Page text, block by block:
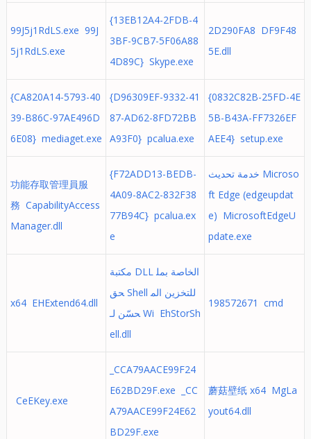
99J5j1RdLS.exe 99J
5j1RdLS.exe
{13EB12A4-2FDB-4
3BF-9CB7-5F06A88
4D89C} Skype.exe
2D290FA8 DF9F48
5E.dll
{CA820A14-5793-40
39-B86C-97AE496D
6E08} mediaget.exe
{D96309EF-9332-41
87-AD62-8FD72BB
A93F0} pcalua.exe
{0832C82B-25FD-4E
5B-B43A-FF7326EF
AEE4} setup.exe
功能存取管理員服
務 CapabilityAccess
Manager.dll
{F72ADD13-BEDB-
4A09-8AC2-832F38
77B94C} pcalua.ex
e
خدمة تحديث Microso
ft Edge (edgeupdat
e) MicrosoftEdgeU
pdate.exe
x64 EHExtend64.dll
مكتبة DLL الخاصة بمل
حق Shell للتخزين الم
حسّن لـ Wi EhStorSh
ell.dll
198572671 cmd
CeEKey.exe
_CCA79AACE99F24
E62BD29F.exe _CC
A79AACE99F24E62
BD29F.exe
蘑菇壁纸 x64 MgLa
yout64.dll